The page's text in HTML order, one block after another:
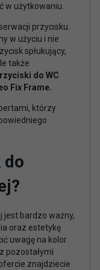
w użytkowaniu.
przycisku.
w użyciu i nie
spłukujący,
także
do WC
Fix Frame.
którzy
do
jest bardzo ważny,
oraz estetykę
uwagę na kolor
pozostałymi
znajdziecie